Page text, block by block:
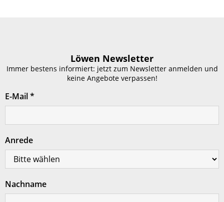
Löwen Newsletter
Immer bestens informiert: jetzt zum Newsletter anmelden und
keine Angebote verpassen!
E-Mail*
Anrede
Nachname